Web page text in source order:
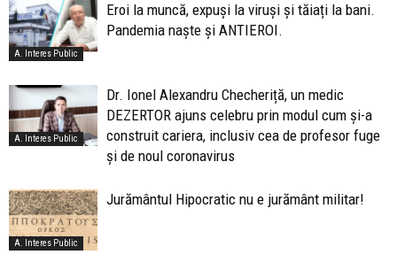
A. Interes Public
Eroi la muncă, expuși la viruși și tăiați la bani.
Pandemia naște și ANTIEROI.
A. Interes Public
Dr. Ionel Alexandru Checheriță, un medic
DEZERTOR ajuns celebru prin modul cum și-a
construit cariera, inclusiv cea de profesor fuge
și de noul coronavirus
A. Interes Public
Jurământul Hipocratic nu e jurământ militar!